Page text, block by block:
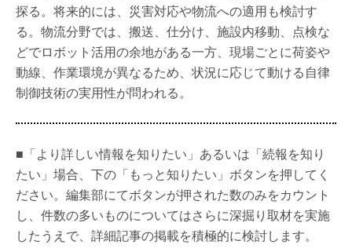
探る。将来的には、災害対応や物流への適用も検討す
る。物流分野では、搬送、仕分け、施設内移動、点検な
どでロボット活用の余地がある一方、現場ごとに荷姿や
動線、作業環境が異なるため、状況に応じて動ける自律
制御技術の実用性が問われる。
■「より詳しい情報を知りたい」あるいは「続報を知り
たい」場合、下の「もっと知りたい」ボタンを押してく
ださい。編集部にてボタンが押された数のみをカウント
し、件数の多いものについてはさらに深掘り取材を実施
したうえで、詳細記事の掲載を積極的に検討します。